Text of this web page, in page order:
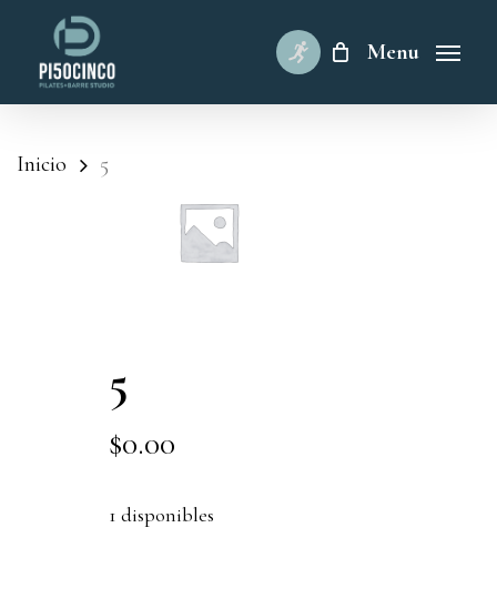
content
Menu
Inicio 5
5
$0.00
1 disponibles